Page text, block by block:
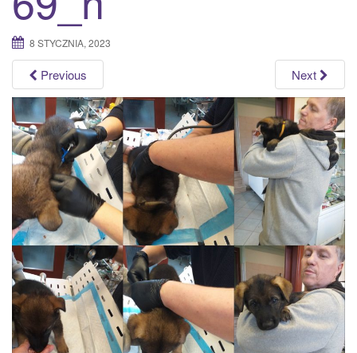
o
n
8 STYCZNIA, 2023
Previous Next